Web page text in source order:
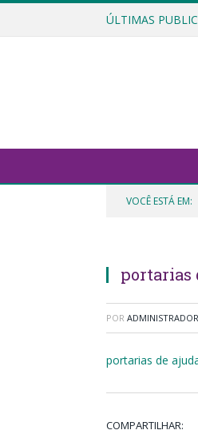
ÚLTIMAS
VOCÊ ESTÁ EM:
portarias
POR ADMINISTRADOR
portarias de
COMPARTILHAR: